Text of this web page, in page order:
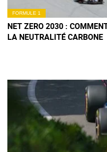
FORMULE 1
NET ZERO 2030 :
LA NEUTRALITÉ CARBONE